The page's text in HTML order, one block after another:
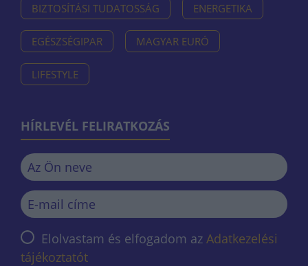
BIZTOSÍTÁSI TUDATOSSÁG ENERGETIKA
EGÉSZSÉGIPAR MAGYAR EURÓ
LIFESTYLE
HÍRLEVÉL FELIRATKOZÁS
Elolvastam és elfogadom az Adatkezelési
tájékoztatót